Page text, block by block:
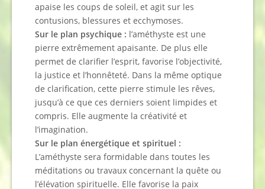
apaise les coups de soleil, et agit sur les
contusions, blessures et ecchymoses.
Sur le plan psychique : l’améthyste est une
pierre extrêmement apaisante. De plus elle
permet de clarifier l’esprit, favorise l’objectivité,
la justice et l’honnêteté. Dans la même optique
de clarification, cette pierre stimule les rêves,
jusqu’à ce que ces derniers soient limpides et
compris. Elle augmente la créativité et
l’imagination.
Sur le plan énergétique et spirituel :
L’améthyste sera formidable dans toutes les
méditations ou travaux concernant la quête ou
l’élévation spirituelle. Elle favorise la paix